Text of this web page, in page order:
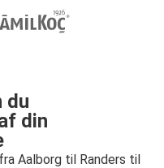
du
din
Aalborg til Randers til